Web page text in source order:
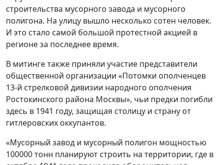
строительства мусорного завода и мусорного
полигона. На улицу вышло несколько сотен человек.
И это стало самой большой протестной акцией в
регионе за последнее время.
В митинге также приняли участие представители
общественной организации «Потомки ополченцев
13-й стрелковой дивизии народного ополчения
Ростокинского района Москвы», чьи предки погибли
здесь в 1941 году, защищая столицу и страну от
гитлеровских оккупантов.
«Мусорный завод и мусорный полигон мощностью
100000 тонн планируют строить на территории, где в